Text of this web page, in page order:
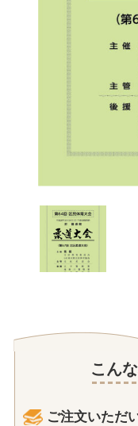
こん
ご注文いただ